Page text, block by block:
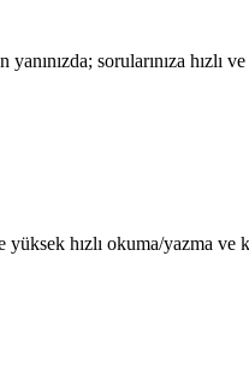
sorularınıza hızlı
hızlı okuma/yazma ve